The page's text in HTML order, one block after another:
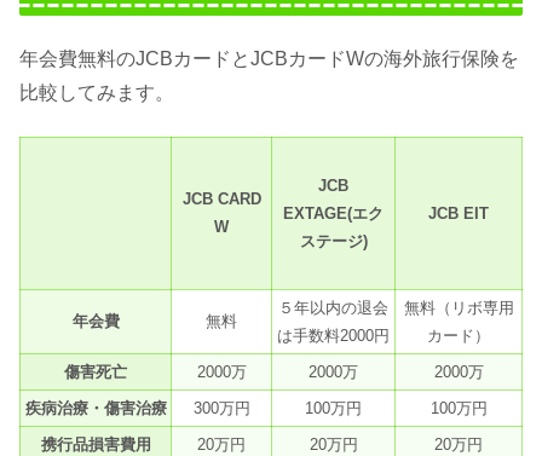
年会費無料のJCBカードとJCBカードWの海外旅行保険を
比較してみます。
JCB CARD
W
JCB
EXTAGE(エク
ステージ)
JCB EIT
年会費 無料
５年以内の退会
は手数料2000円
無料（リボ専用
カード）
傷害死亡
2000万 2000万
2000万
疾病治療・傷害治療
300万円 100万円
100万円
携行品損害費用
20万円 20万円
20万円